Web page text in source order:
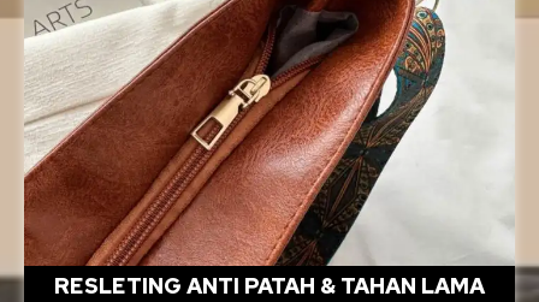
RESLETING ANTI PATAH & TAHAN LAMA